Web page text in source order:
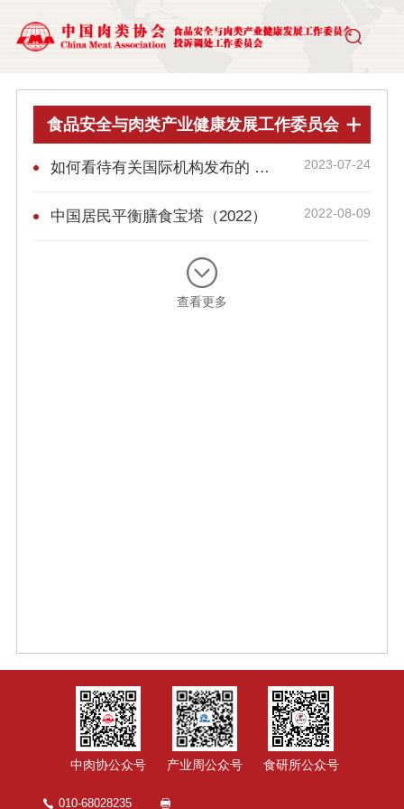
食品安全与肉类产业健康发展工作委员会
如何看待有关国际机构发布的 阿斯巴甜评估结果 2023-07-24
中国居民平衡膳食宝塔（2022） 2022-08-09
查看更多
中肉协公众号 产业周公众号 食研所公众号
010-68028235